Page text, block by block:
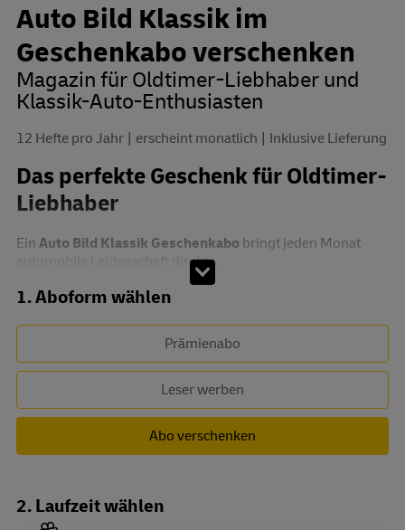
Auto Bild Klassik im
Geschenkabo verschenken
Magazin für Oldtimer-Liebhaber und
Klassik-Auto-Enthusiasten
12 Hefte pro Jahr erscheint monatlich Inklusive Lieferung
Das perfekte Geschenk für Oldtimer-
Liebhaber
Ein Auto Bild Klassik Geschenkabo bringt jeden Monat
automobile Leidenschaft direkt...
Abo zusammenstellen
1. Aboform wählen
Prämienabo
Leser werben
Abo verschenken
2. Laufzeit wählen